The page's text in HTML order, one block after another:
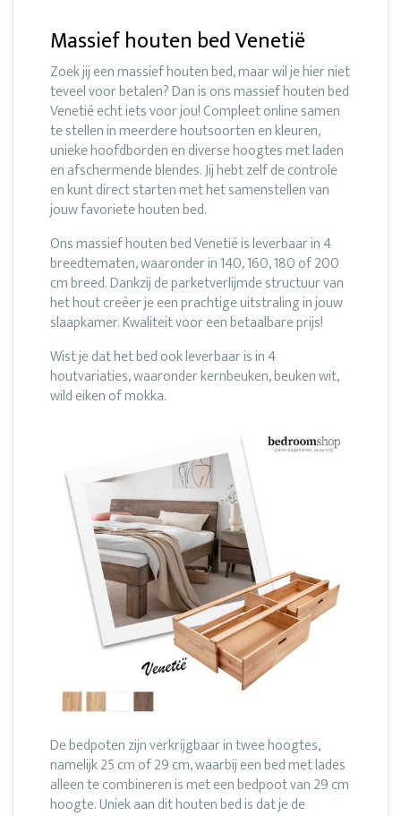
Massief houten bed Venetië
Zoek jij een massief houten bed, maar wil je hier niet
teveel voor betalen? Dan is ons massief houten bed
Venetië echt iets voor jou! Compleet online samen
te stellen in meerdere houtsoorten en kleuren,
unieke hoofdborden en diverse hoogtes met laden
en afschermende blendes. Jij hebt zelf de controle
en kunt direct starten met het samenstellen van
jouw favoriete houten bed.
Ons massief houten bed Venetië is leverbaar in 4
breedtematen, waaronder in 140, 160, 180 of 200
cm breed. Dankzij de parketverlijmde structuur van
het hout creëer je een prachtige uitstraling in jouw
slaapkamer. Kwaliteit voor een betaalbare prijs!
Wist je dat het bed ook leverbaar is in 4
houtvariaties, waaronder kernbeuken, beuken wit,
wild eiken of mokka.
De bedpoten zijn verkrijgbaar in twee hoogtes,
namelijk 25 cm of 29 cm, waarbij een bed met lades
alleen te combineren is met een bedpoot van 29 cm
hoogte. Uniek aan dit houten bed is dat je de